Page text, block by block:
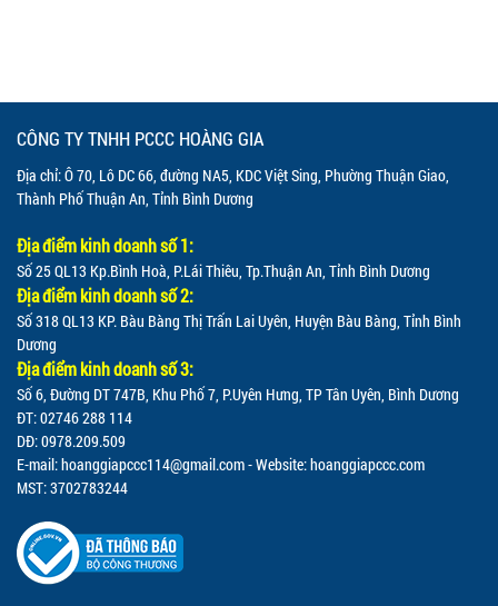
CÔNG TY TNHH PCCC HOÀNG GIA
Địa chỉ: Ô 70, Lô DC 66, đường NA5, KDC Việt Sing, Phường Thuận Giao,
Thành Phố Thuận An, Tỉnh Bình Dương
Địa điểm kinh doanh số 1:
Số 25 QL13 Kp.Bình Hoà, P.Lái Thiêu, Tp.Thuận An, Tỉnh Bình Dương
Địa điểm kinh doanh số 2:
Số 318 QL13 KP. Bàu Bàng Thị Trấn Lai Uyên, Huyện Bàu Bàng, Tỉnh Bình
Dương
Địa điểm kinh doanh số 3:
Số 6, Đường DT 747B, Khu Phố 7, P.Uyên Hưng, TP Tân Uyên, Bình Dương
ĐT: 02746 288 114
DĐ: 0978.209.509
E-mail:hoanggiapccc114@gmail.com- Website: hoanggiapccc.com
MST: 3702783244